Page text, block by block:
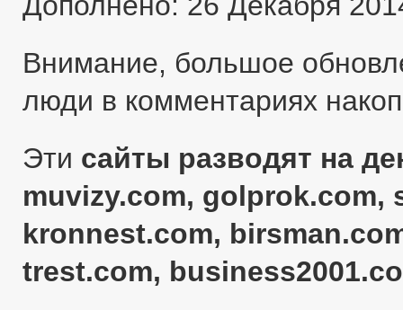
Внимание, большое
люди в комментариях
Эти сайты разводят на
muvizy.com, golprok.com,
kronnest.com,
trest.com,